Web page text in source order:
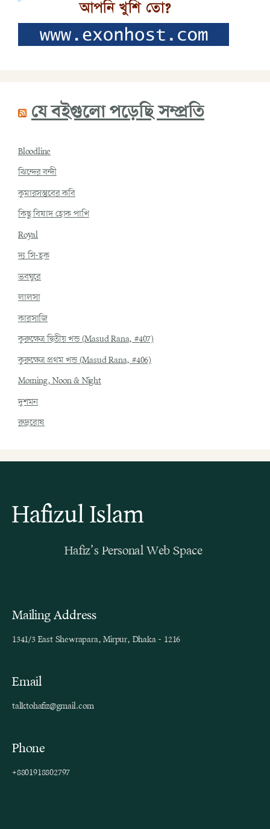
যে বইগুলো পড়েছি সম্প্রতি
Bloodline
ঝিন্দের বন্দী
কুমারসম্ভবের কবি
কিছু বিষাদ হোক পাখি
Royal
দ্য সি-হক
ভবঘুরে
লালসা
কারসাজি
কুরুক্ষেত্র দ্বিতীয় খন্ড (Masud Rana, #407)
কুরুক্ষেত্র প্রথম খন্ড (Masud Rana, #406)
Morning, Noon & Night
দুশমন
রুদ্ররোষ
Hafizul Islam
Hafiz’s Personal Web Space
Mailing Address
1341/3 East Shewrapara, Mirpur, Dhaka - 1216
Email
talktohafiz@gmail.com
Phone
+8801918802797